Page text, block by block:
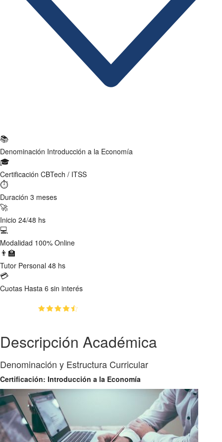
📚
Denominación Introducción a la Economía
🎓
Certificación CBTech / ITSS
⏱
Duración 3 meses
🚀
Inicio 24/48 hs
💻
Modalidad 100% Online
👨‍🏫
Tutor Personal 48 hs
💳
Cuotas Hasta 6 sin interés
Descripción Académica
Denominación y Estructura Curricular
Certificación: Introducción a la Economía